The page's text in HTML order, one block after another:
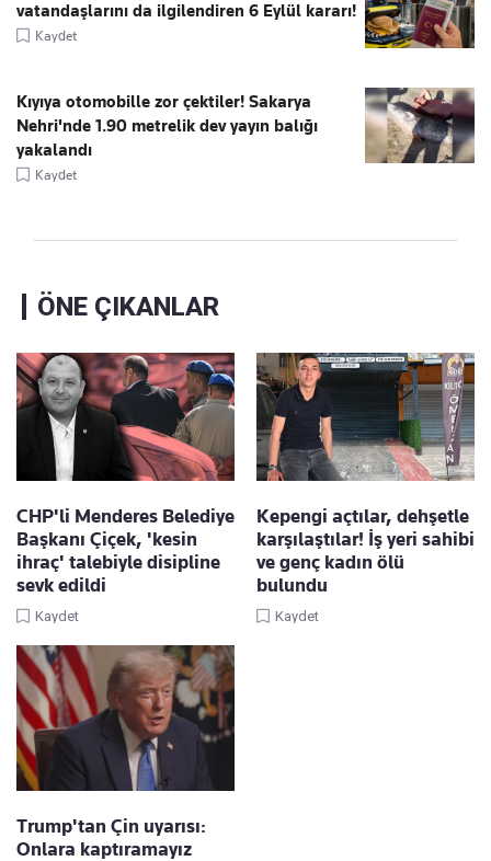
vatandaşlarını da ilgilendiren 6 Eylül kararı!
Kaydet
Kıyıya otomobille zor çektiler! Sakarya
Nehri'nde 1.90 metrelik dev yayın balığı
yakalandı
Kaydet
ÖNE ÇIKANLAR
CHP'li Menderes Belediye
Başkanı Çiçek, 'kesin
ihraç' talebiyle disipline
sevk edildi
Kaydet
Kepengi açtılar, dehşetle
karşılaştılar! İş yeri sahibi
ve genç kadın ölü
bulundu
Kaydet
Trump'tan Çin uyarısı:
Onlara kaptıramayız